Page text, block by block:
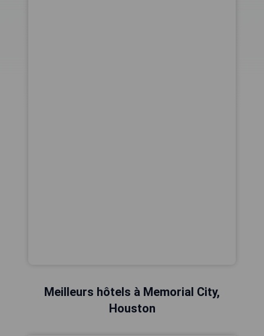
Meilleurs hôtels à Memorial City,
Houston